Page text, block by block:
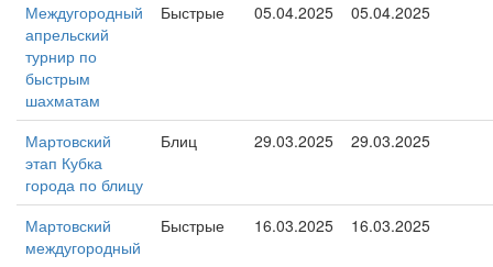
Междугородный
апрельский
турнир по
быстрым
шахматам
Быстрые 05.04.2025 05.04.2025
Мартовский
этап Кубка
города по блицу
Блиц 29.03.2025 29.03.2025
Мартовский
междугородный
Быстрые 16.03.2025 16.03.2025